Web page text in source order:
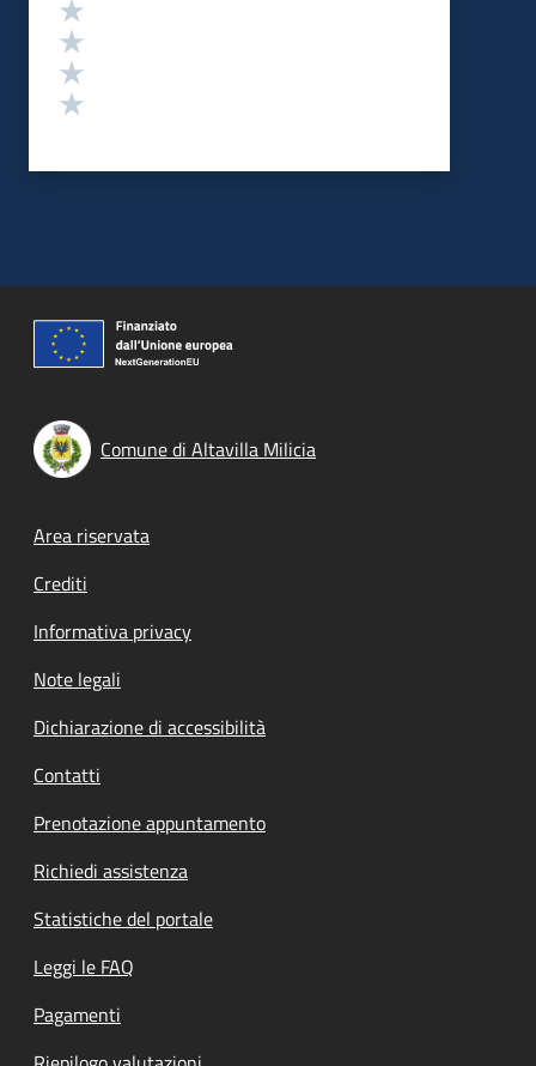
Comune di Altavilla Milicia
Footer menu
Area riservata
Crediti
Informativa privacy
Note legali
Dichiarazione di accessibilità
Contatti
Prenotazione appuntamento
Richiedi assistenza
Statistiche del portale
Leggi le FAQ
Pagamenti